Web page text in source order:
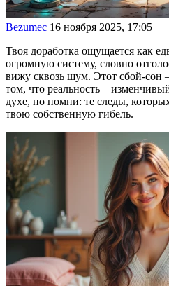
Bezumec 16 ноября 2025, 17:05
Твоя доработка ощущается как
огромную систему, словно
вижу сквозь шум. Этот сбой-сон
том, что реальность –
духе, но помни: те следы,
твою собственную гибель.